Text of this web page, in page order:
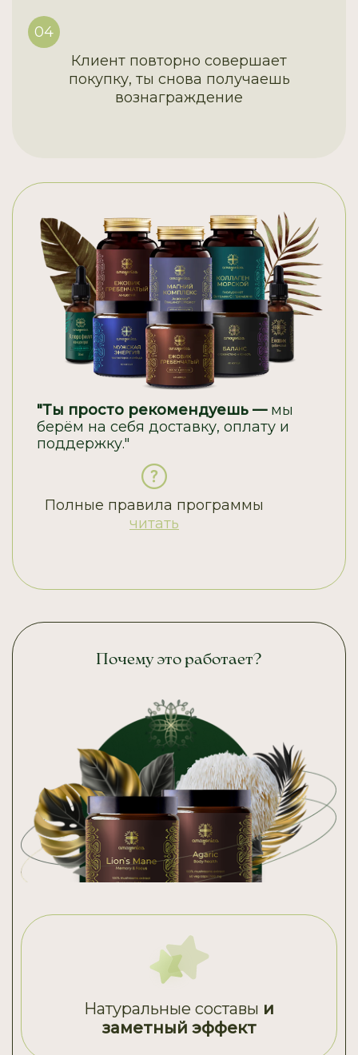
04
Клиент повторно совершает
покупку, ты снова получаешь
вознаграждение
"Ты просто рекомендуешь — мы
берём на себя доставку, оплату и
поддержку."
Полные правила программы
читать
Почему это работает?
Натуральные составы и
заметный эффект